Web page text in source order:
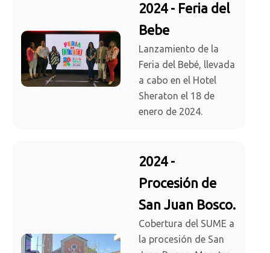
2024 - Feria del
Bebe
Lanzamiento de la
Feria del Bebé, llevada
a cabo en el Hotel
Sheraton el 18 de
enero de 2024.
2024 -
Procesión de
San Juan Bosco.
Cobertura del SUME a
la procesión de San